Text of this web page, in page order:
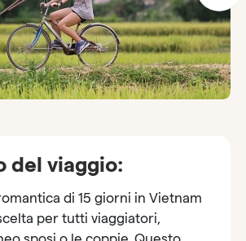
del viaggio:
di 15 giorni in Vietnam
per tutti viaggiatori,